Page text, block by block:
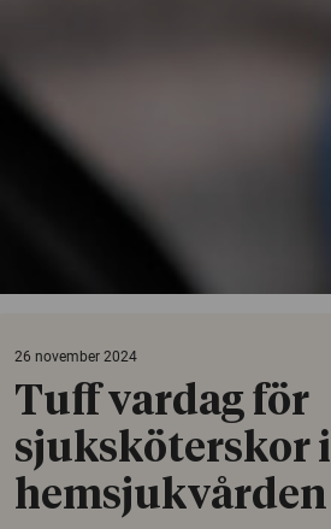
26 november 2024
Tuff vardag för
sjuksköterskor i
hemsjukvården